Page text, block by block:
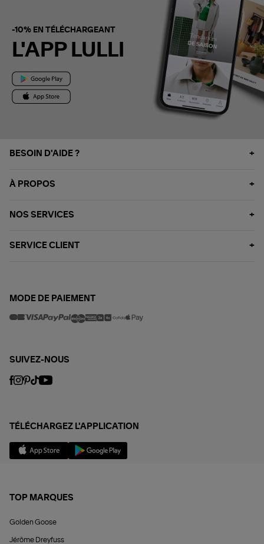
-10% EN TÉLÉCHARGEANT
L'APP LULLI
BESOIN D'AIDE ?
À PROPOS
NOS SERVICES
SERVICE CLIENT
MODE DE PAIEMENT
SUIVEZ-NOUS
TÉLÉCHARGEZ L'APPLICATION
TOP MARQUES
Golden Goose
Jérôme Dreyfuss